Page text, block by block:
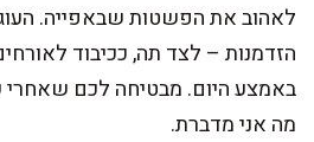
לאהוב את הפשטות שבאפייה.
הזדמנות – לצד תה, ככיבוד
באמצע היום. מבטיחה לכם שאחרי
מה אני מדברת.